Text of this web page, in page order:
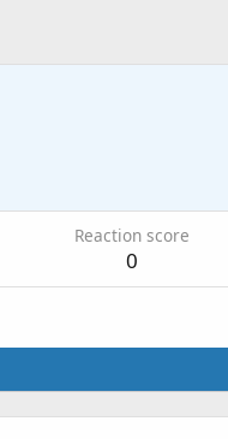
Reaction score
0